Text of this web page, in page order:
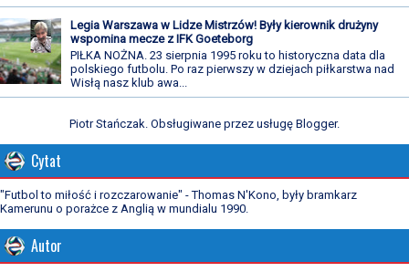
Legia Warszawa w Lidze Mistrzów! Były kierownik drużyny
wspomina mecze z IFK Goeteborg
PIŁKA NOŻNA. 23 sierpnia 1995 roku to historyczna data dla
polskiego futbolu. Po raz pierwszy w dziejach piłkarstwa nad
Wisłą nasz klub awa...
Piotr Stańczak. Obsługiwane przez usługę Blogger.
Cytat
"Futbol to miłość i rozczarowanie" - Thomas N'Kono, były bramkarz
Kamerunu o porażce z Anglią w mundialu 1990.
Autor